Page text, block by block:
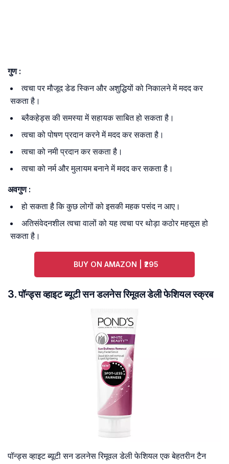
गुण :
त्वचा पर मौजूद डेड स्किन और अशुद्धियों को निकालने में मदद कर
सकता है।
ब्लैकहेड्स की समस्या में सहायक साबित हो सकता है।
त्वचा को पोषण प्रदान करने में मदद कर सकता है।
त्वचा को नमी प्रदान कर सकता है।
त्वचा को नर्म और मुलायम बनाने में मदद कर सकता है।
अवगुण :
हो सकता है कि कुछ लोगों को इसकी महक पसंद न आए।
अतिसंवेदनशील त्वचा वालों को यह त्वचा पर थोड़ा कठोर महसूस हो
सकता है।
BUY ON AMAZON | ₹295
3. पॉन्ड्स व्हाइट ब्यूटी सन डलनेस रिमूवल डेली फेशियल स्क्रब
पॉन्ड्स व्हाइट ब्यूटी सन डलनेस रिमूवल डेली फेशियल एक बेहतरीन टैन